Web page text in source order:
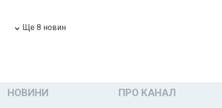
Ще 8 новин
НОВИНИ ПРО КАНАЛ